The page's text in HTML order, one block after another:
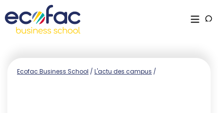
Ecofac Business School / L'actu des campus /